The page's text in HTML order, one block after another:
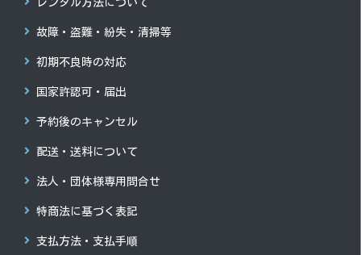
故障・盗難・紛失・清掃等
初期不良時の対応
国家許認可・届出
予約後のキャンセル
配送・送料について
法人・団体様専用問合せ
特商法に基づく表記
支払方法・支払手順